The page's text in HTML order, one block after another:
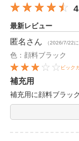
最新レビュー
匿名 さん （2026/7/22
色：顔料ブラック
ビック
補充用
補充用に顔料ブラッ